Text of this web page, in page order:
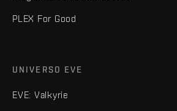
PLEX For Good
UNIVERSO EVE
EVE: Valkyrie